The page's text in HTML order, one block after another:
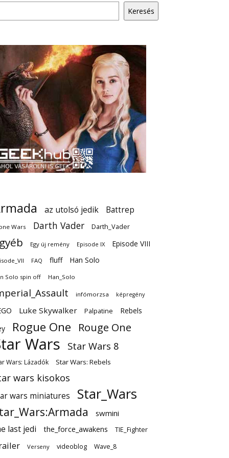
Keresés
az utolsó jedik Battrep
Wars Darth Vader Darth_Vader
Egy új remény Episode IX Episode VIII
FAQ fluff Han Solo
Solo spin off Han_Solo
infómorzsa képregény
Luke Skywalker Palpatine
Rebels
Rogue One Rouge One
Wars Star Wars 8
Wars: Lázadók Star Wars: Rebels
wars kisokos
wars miniatures Star_Wars
swmini
last jedi the_force_awakens TIE_Fighter
Verseny videoblog Wave_8